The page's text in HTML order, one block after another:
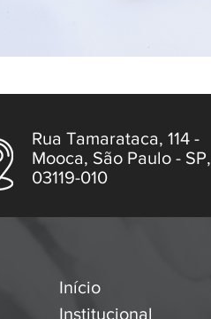
Rua Tamarataca, 114 -
Mooca, São Paulo - SP,
03119-010
Início
Institucional